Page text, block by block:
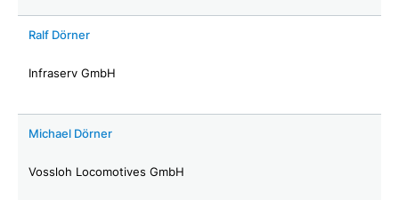
Ralf Dörner
Infraserv GmbH
Michael Dörner
Vossloh Locomotives GmbH